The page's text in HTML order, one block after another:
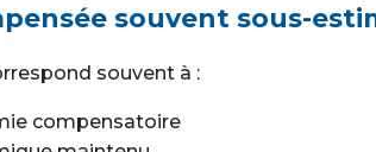
souvent sous-
souvent à :
compensatoire